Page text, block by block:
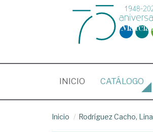
INICIO (CURRENT)
CATÁLOGO
Inicio Rodríguez Cacho, Lina